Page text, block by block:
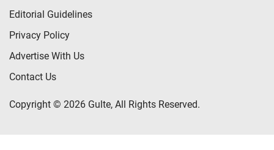
Editorial Guidelines
Privacy Policy
Advertise With Us
Contact Us
Copyright © 2026 Gulte, All Rights Reserved.